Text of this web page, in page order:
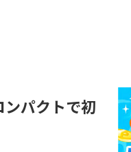
パクトで初